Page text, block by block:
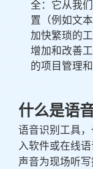
全：它从我
置（例如文
加快繁琐的工
增加和改善
的项目管理
什么是语
语音识别工具
入软件或在线
声音为现场听